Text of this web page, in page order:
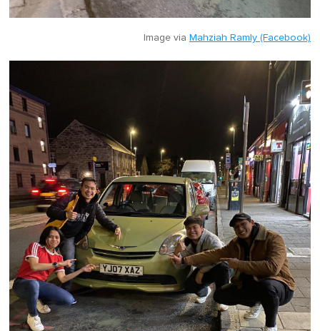
Image via Mahziah Ramly (Facebook)